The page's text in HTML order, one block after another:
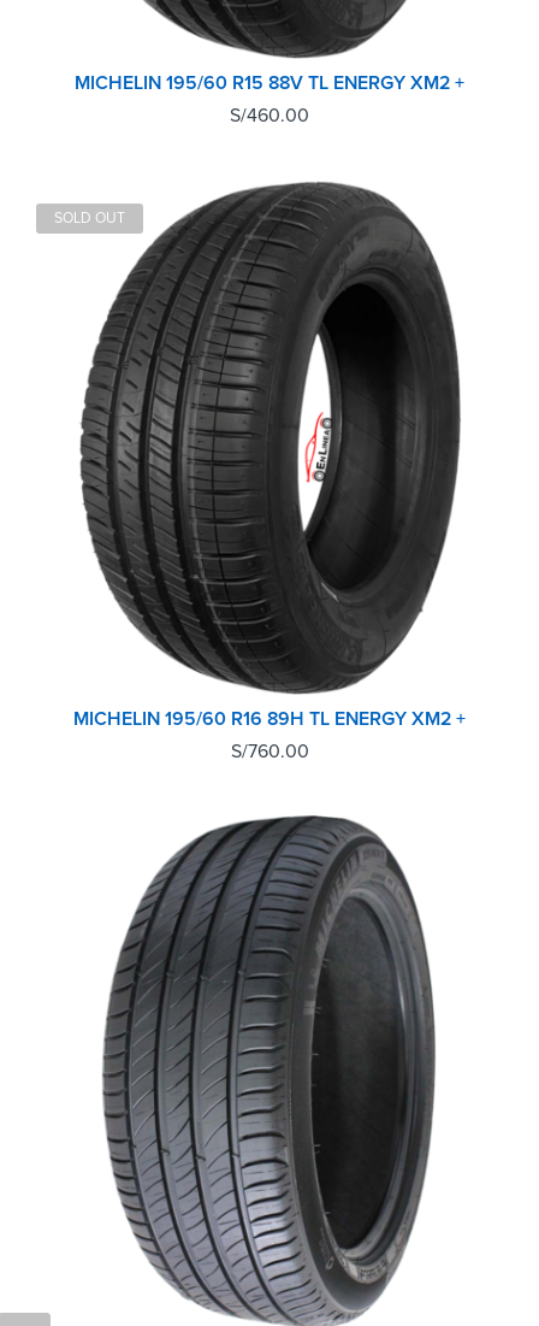
MICHELIN 195/60 R15 88V TL ENERGY XM2 +
S/460.00
SOLD OUT
MICHELIN 195/60 R16 89H TL ENERGY XM2 +
S/760.00